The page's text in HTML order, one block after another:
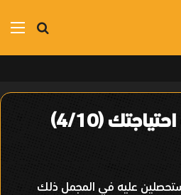
بحث
(4/10)
عليه في المجمل ذلك